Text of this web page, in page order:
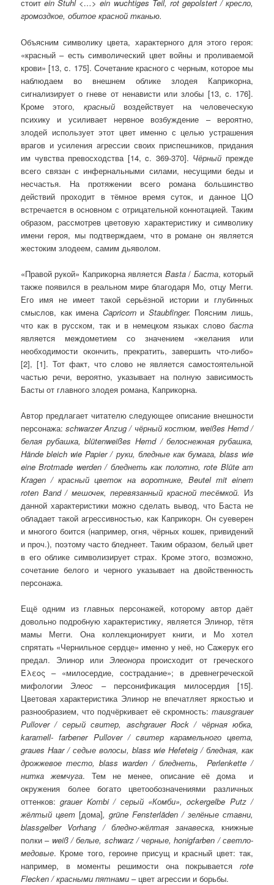
стоитein Stuhl<…>ein wuchtiges Teil, rot gepolstert/ крес­ло,
гро­моз­дкое, оби­тое крас­ной тканью.
Объясним символику цвета, характерного для этого героя:
«красный – есть символический цвет войны и проливаемой
крови» [13, c. 175]. Сочетание красного с черным, которое мы
наблюдаем во внешнем облике злодея Каприкорна,
сигнализирует о гневе от ненависти или злобы [13, c. 176].
Кроме этого, красныйвоздействует на человеческую
психику и усиливает нервное возбуждение – вероятно,
злодей использует этот цвет именно с целью устрашения
врагов и усиления агрессии своих приспешников, придания
им чувства превосходства [14, c. 369-370]. Чёрный прежде
всего связан с инфернальными силами, несущими беды и
несчастья. На протяжении всего романа большинство
действий проходит в тёмное время суток, и данное ЦО
встречается в основном с отрицательной коннотацией. Таким
образом, рассмотрев цветовую характеристику и символику
имени героя, мы подтверждаем, что в романе он является
жестоким злодеем, самим дьяволом.
«Правой рукой» Каприкорна является Basta/ Баста, который
также появился в реальном мире благодаря Мо, отцу Мегги.
Его имя не имеет такой серьёзной истории и глубинных
смыслов, как имена Capricorn и Staubfinger. Поясним лишь,
что как в русском, так и в немецком языках слово баста
является междометием со значением «желания или
необходимости окончить, прекратить, завершить что-либо»
[2], [1]. Тот факт, что слово не является самостоятельной
частью речи, вероятно, указывает на полную зависимость
Басты от главного злодея романа, Каприкорна.
Автор предлагает читателю следующее описание внешности
персонажа:schwarzer Anzug/ чёрный костюм, weißes Hemd/
белая рубашка,blütenweißes Hemd/ белоснежная рубашка,
Hände bleich wie Papier/ руки, бледные как бумага, blass wie
eine Brotmade werden/ бледнеть как полотно,rote Blüte am
Kragen / красный цветок на воротнике, Beutel mit einem
roten Band/ ме­шочек, пе­ревя­зан­ный крас­ной те­сём­кой. Из
данной характеристики можно сделать вывод, что Баста не
обладает такой агрессивностью, как Каприкорн. Он суеверен
и многого боится (например, огня, чёрных кошек, привидений
и проч.), поэтому часто бледнеет. Таким образом, белый цвет
в его облике символизирует страх. Кроме этого, возможно,
сочетание белого и черного указывает на двойственность
персонажа.
Ещё одним из главных персонажей, которому автор даёт
довольно подробную характеристику, является Элинор, тётя
мамы Мегги. Она коллекционирует книги, и Мо хотел
спрятать «Чернильное сердце» именно у неё, но Сажерук его
предал. Элинор или Элеонорапроисходит от греческого
Έλεος – «милосердие, сострадание»; в древнегреческой
мифологииЭлеос – персонификация милосердия [15].
Цветовая характеристика Элинор не впечатляет яркостью и
разнообразием, что подчёркивает её скромность: mausgrauer
Pullover / серый свитер, aschgrauer Rock / чёрная юбка,
karamell- farbener Pullover / свитер карамельного цвета,
graues Haar / седые волосы, blass wie Hefeteig / бледная, как
дрожжевое тесто, blass warden / бледнеть, Perlenkette /
нитка жемчуга. Тем не менее, описание её дома и
окружения более богато цветообозначениями различных
оттенков:grauer Kombi / серый «Комби», ockergelbe Putz /
жёлтый цвет[дома], grüne Fensterläden / зелёные ставни,
blassgelber Vorhang / бледно-жёлтая занавеска, книжные
полки – weiß / белые, schwarz / черные, honigfarben / светло-
медовые. Кроме того, героине присущ и красный цвет: так,
например, в моменты решимости она покрывается rote
Flecken/ красными пятнами – цвет агрессии и борьбы.